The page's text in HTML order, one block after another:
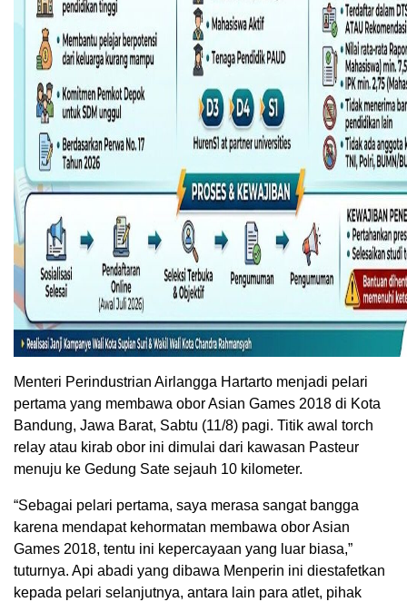
Menteri Perindustrian Airlangga Hartarto menjadi pelari
pertama yang membawa obor Asian Games 2018 di Kota
Bandung, Jawa Barat, Sabtu (11/8) pagi. Titik awal torch
relay atau kirab obor ini dimulai dari kawasan Pasteur
menuju ke Gedung Sate sejauh 10 kilometer.
“Sebagai pelari pertama, saya merasa sangat bangga
karena mendapat kehormatan membawa obor Asian
Games 2018, tentu ini kepercayaan yang luar biasa,”
tuturnya. Api abadi yang dibawa Menperin ini diestafetkan
kepada pelari selanjutnya, antara lain para atlet, pihak